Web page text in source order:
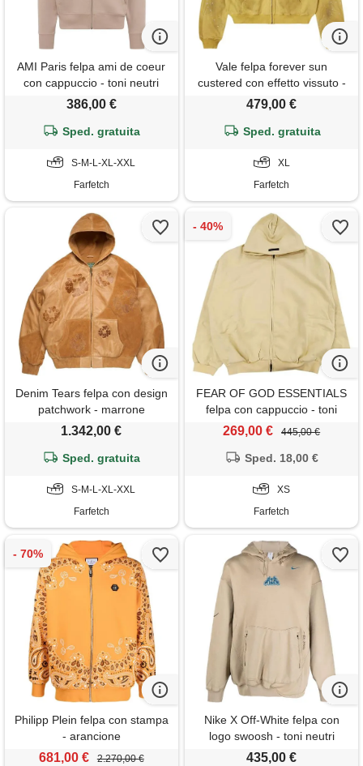
AMI Paris felpa ami de coeur
con cappuccio - toni neutri
386,00 €
Sped. gratuita
S-M-L-XL-XXL
Farfetch
Vale felpa forever sun
custered con effetto vissuto -
giallo
479,00 €
Sped. gratuita
XL
Farfetch
Denim Tears felpa con design
patchwork - marrone
1.342,00 €
Sped. gratuita
S-M-L-XL-XXL
Farfetch
FEAR OF GOD ESSENTIALS
felpa con cappuccio - toni
neutri
269,00 € 445,00 €
Sped. 18,00 €
XS
Farfetch
Philipp Plein felpa con stampa
- arancione
681,00 € 2.270,00 €
Nike X Off-White felpa con
logo swoosh - toni neutri
435,00 €